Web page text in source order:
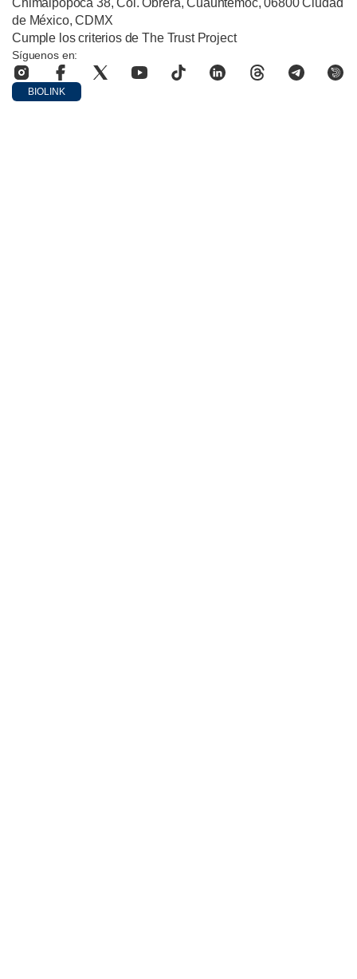
de México, CDMX
Cumple los criterios de The Trust Project
Síguenos en:
BIOLINK